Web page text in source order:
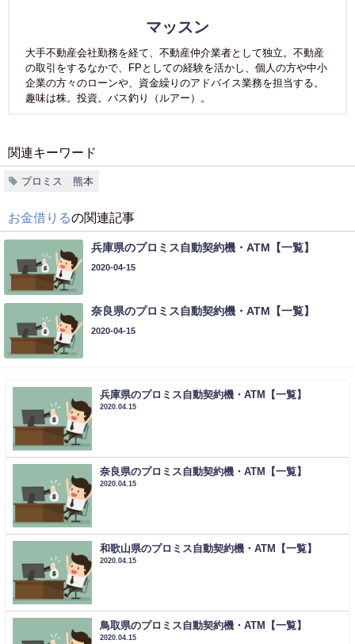
マッスン
大手不動産会社勤務を経て、不動産仲介業者として独立。不動産
の取引をするなかで、FPとしての経験を活かし、個人の方や中小
企業の方々のローンや、資金繰りのアドバイス業務を担当する。
趣味は株。投資。バス釣り（ルアー）。
関連キーワード
プロミス 熊本
お金借りるの関連記事
兵庫県のプロミス自動契約機・ATM【一覧】
2020-04-15
奈良県のプロミス自動契約機・ATM【一覧】
2020-04-15
兵庫県のプロミス自動契約機・ATM【一覧】
2020.04.15
奈良県のプロミス自動契約機・ATM【一覧】
2020.04.15
和歌山県のプロミス自動契約機・ATM【一覧】
2020.04.15
鳥取県のプロミス自動契約機・ATM【一覧】
2020.04.15